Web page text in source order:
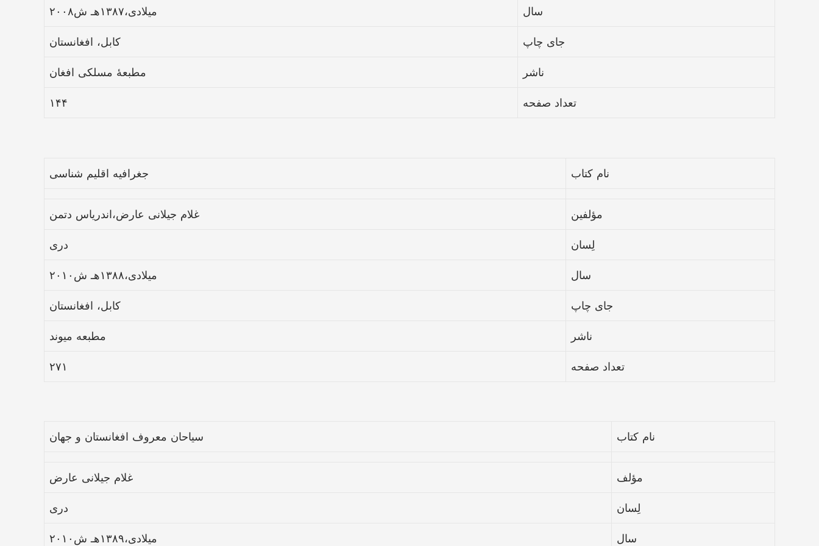
۲۰۰۸میلادی،۱۳۸۷هـ ش سال
کابل، افغانستان جای چاپ
مطبعهٔ مسلکی افغان ناشر
۱۴۴ تعداد صفحه
جغرافیه اقلیم شناسی نام کتاب
غلام جیلانی عارض،اندریاس دتمن مؤلفین
دری لِسان
۲۰۱۰میلادی،۱۳۸۸هـ ش سال
کابل، افغانستان جای چاپ
مطبعه میوند ناشر
۲۷۱ تعداد صفحه
سیاحان معروف افغانستان و جهان نام کتاب
غلام جیلانی عارض مؤلف
دری لِسان
۲۰۱۰میلادی،۱۳۸۹هـ ش سال